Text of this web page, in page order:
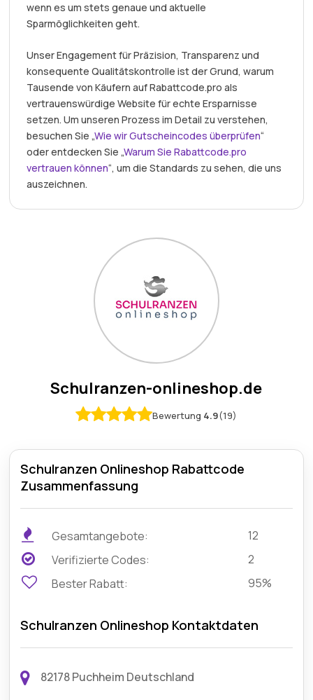
wenn es um stets genaue und aktuelle
Sparmöglichkeiten geht.
Unser Engagement für Präzision, Transparenz und
konsequente Qualitätskontrolle ist der Grund, warum
Tausende von Käufern auf Rabattcode.pro als
vertrauenswürdige Website für echte Ersparnisse
setzen. Um unseren Prozess im Detail zu verstehen,
besuchen Sie „Wie wir Gutscheincodes überprüfen“
oder entdecken Sie „Warum Sie Rabattcode.pro
vertrauen können“, um die Standards zu sehen, die uns
auszeichnen.
Schulranzen-onlineshop.de
Bewertung 4.9(19)
Schulranzen Onlineshop Rabattcode
Zusammenfassung
Gesamtangebote:
12
Verifizierte Codes:
2
Bester Rabatt:
95%
Schulranzen Onlineshop Kontaktdaten
82178 Puchheim Deutschland